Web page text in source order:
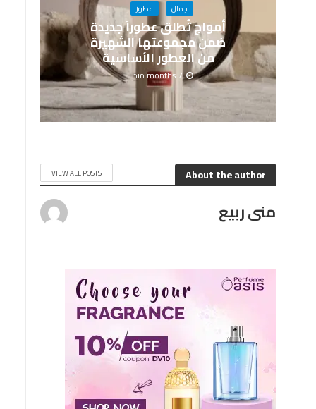
جمال عطور
أمواج تُطلق عطوراً جديدة
ضمن مجموعتها الشهيرة
من العطور الأساسية
7 months منذ
About the author
VIEW ALL POSTS
منى ربيع